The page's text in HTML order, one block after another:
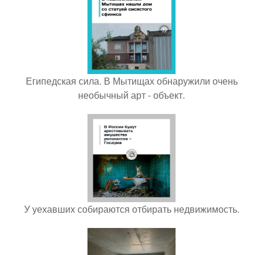
Египедская сила. В Мытищах обнаружили очень
необычный арт - объект.
У уехавших собираются отбирать недвижимость.